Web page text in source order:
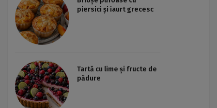
piersici și iaurt grecesc
Tartă cu lime și fructe de
pădure